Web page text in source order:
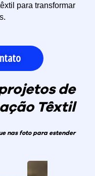
para transformar
de
Têxtil
nas foto para estender